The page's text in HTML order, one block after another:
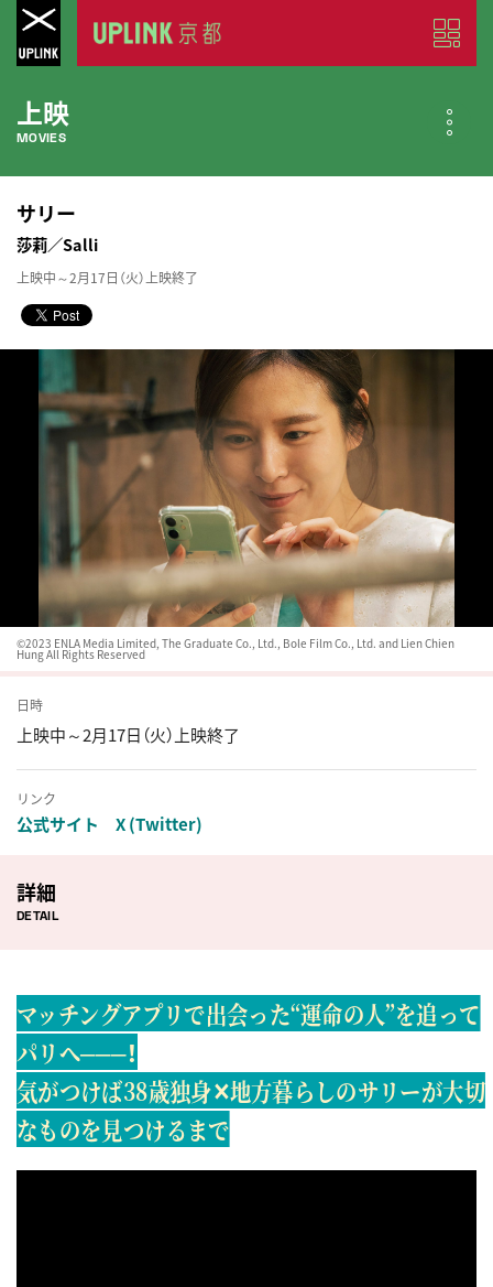
上映
MOVIES
公開中の作品
近日公開の作品
COMING SOON
今月のスケジュール
MONTHLY SCHEDULE
サリー
莎莉／Salli
上映中～2月17日（火）上映終了
©2023 ENLA Media Limited, The Graduate Co., Ltd., Bole Film Co., Ltd. and Lien Chien
Hung All Rights Reserved
日時
上映中～2月17日（火）上映終了
リンク
公式サイト X (Twitter)
詳細
DETAIL
マッチングアプリで出会った“運命の人”を追って
パリへ───！
気がつけば38歳独身✕地方暮らしのサリーが大切
なものを見つけるまで